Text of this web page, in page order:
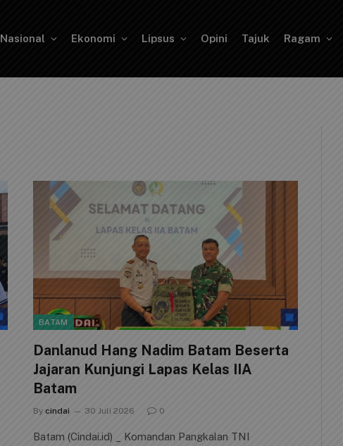
Nasional Ekonomi Lipsus Opini Tajuk Ragam
BATAM
Danlanud Hang Nadim Batam Beserta
Jajaran Kunjungi Lapas Kelas IIA
Batam
By cindai 30 Juli 2026 0
Batam (Cindai.id) _ Komandan Pangkalan TNI